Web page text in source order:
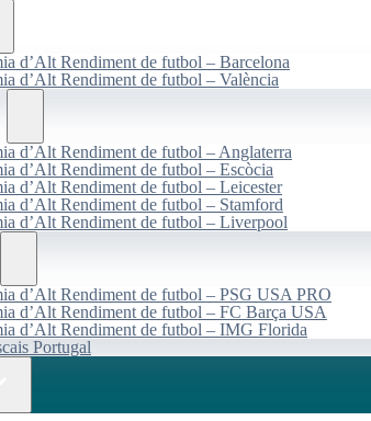
d’Alt Rendiment de futbol – Barcelona
d’Alt Rendiment de futbol – València
d’Alt Rendiment de futbol – Anglaterra
d’Alt Rendiment de futbol – Escòcia
d’Alt Rendiment de futbol – Leicester
d’Alt Rendiment de futbol – Stamford
d’Alt Rendiment de futbol – Liverpool
d’Alt Rendiment de futbol – PSG USA PRO
d’Alt Rendiment de futbol – FC Barça USA
d’Alt Rendiment de futbol – IMG Florida
Portugal